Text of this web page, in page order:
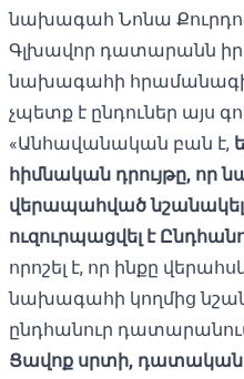
նախագահ Նոնա
Գլխավոր դատարանն
նախագահի
չպետք է ընդուներ այս
«Անհավանական բան է,
հիմնական դրույթը, որ
վերապահված
ուզուրպացվել է
որոշել է, որ ինքը
նախագահի կողմից
ընդհանուր
Ցավոք սրտի,